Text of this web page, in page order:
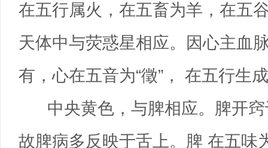
在五行属火，在五畜为羊，在五
天体中与荧惑星相应。因心主血
有，心在五音为“徵”， 在五行生
中央黄色，与脾相应。脾开窍
故脾病多反映于舌上。脾 在五味